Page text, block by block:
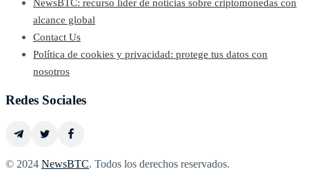
NewsBTC: recurso líder de noticias sobre criptomonedas con
alcance global
Contact Us
Política de cookies y privacidad: protege tus datos con
nosotros
Redes Sociales
© 2024 NewsBTC. Todos los derechos reservados.